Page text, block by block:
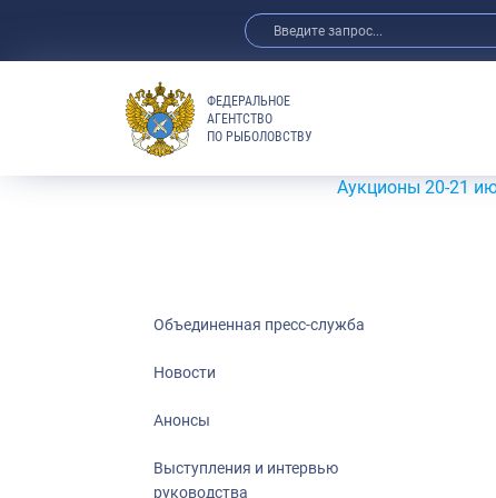
Анонсы
Выставки и
Рыбоохрана
ФЕДЕРАЛЬНОЕ
АГЕНТСТВО
ПО РЫБОЛОВСТВУ
Аукционы 20-21 июля
Объединенная пресс-служба
Новости
Анонсы
Выступления и интервью
руководства